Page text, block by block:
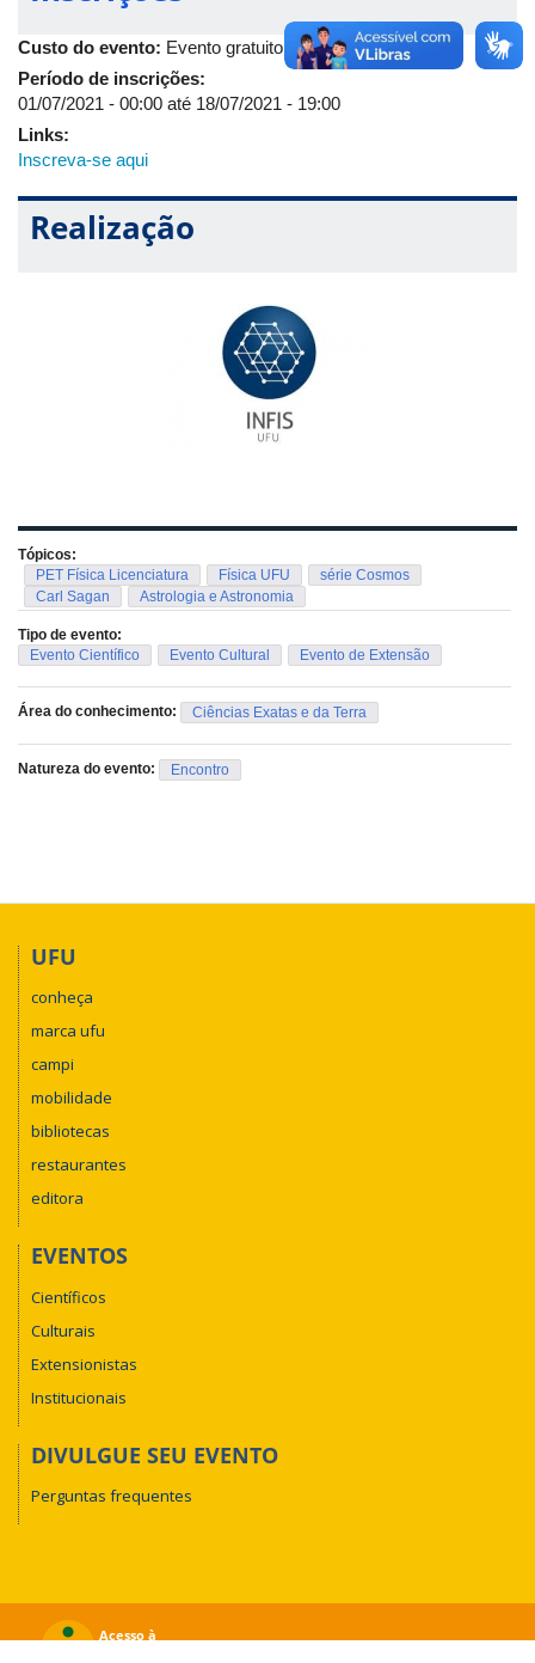
realizadas até uma hora antes do início do evento e haverá
emissão de certificado aos participantes que assinarem a lista
de presença.
É possível entrar em contato e acompanhar as novidades do
PET Física Licenciatura, via
Custo do evento: Evento gratuito
Período de inscrições:
01/07/2021 - 00:00 até 18/07/2021 - 19:00
Links:
Inscreva-se aqui
Realização
Tópicos:
PET Física Licenciatura
Física UFU
série Cosmos
Carl Sagan
Astrologia e Astronomia
Tipo de evento:
Evento Científico
Evento Cultural Evento de Extensão
Área do conhecimento: Ciências Exatas e da Terra
Natureza do evento: Encontro
UFU
conheça
marca ufu
campi
mobilidade
bibliotecas
restaurantes
editora
EVENTOS
Científicos
Culturais
Extensionistas
Institucionais
DIVULGUE SEU EVENTO
Perguntas frequentes